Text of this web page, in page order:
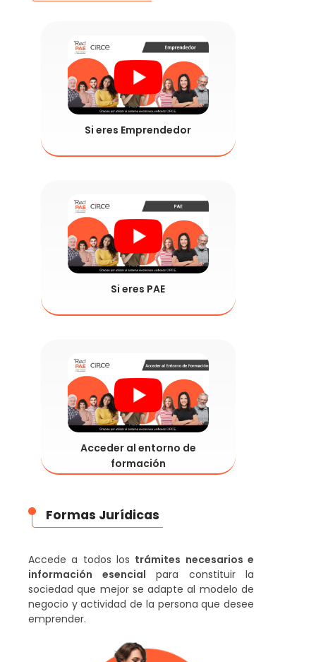
Si eres Emprendedor
Si eres PAE
Acceder al entorno de
formación
Formas Jurídicas
Accede a todos los trámites necesarios e
información esencial para constituir la
sociedad que mejor se adapte al modelo de
negocio y actividad de la persona que desee
emprender.